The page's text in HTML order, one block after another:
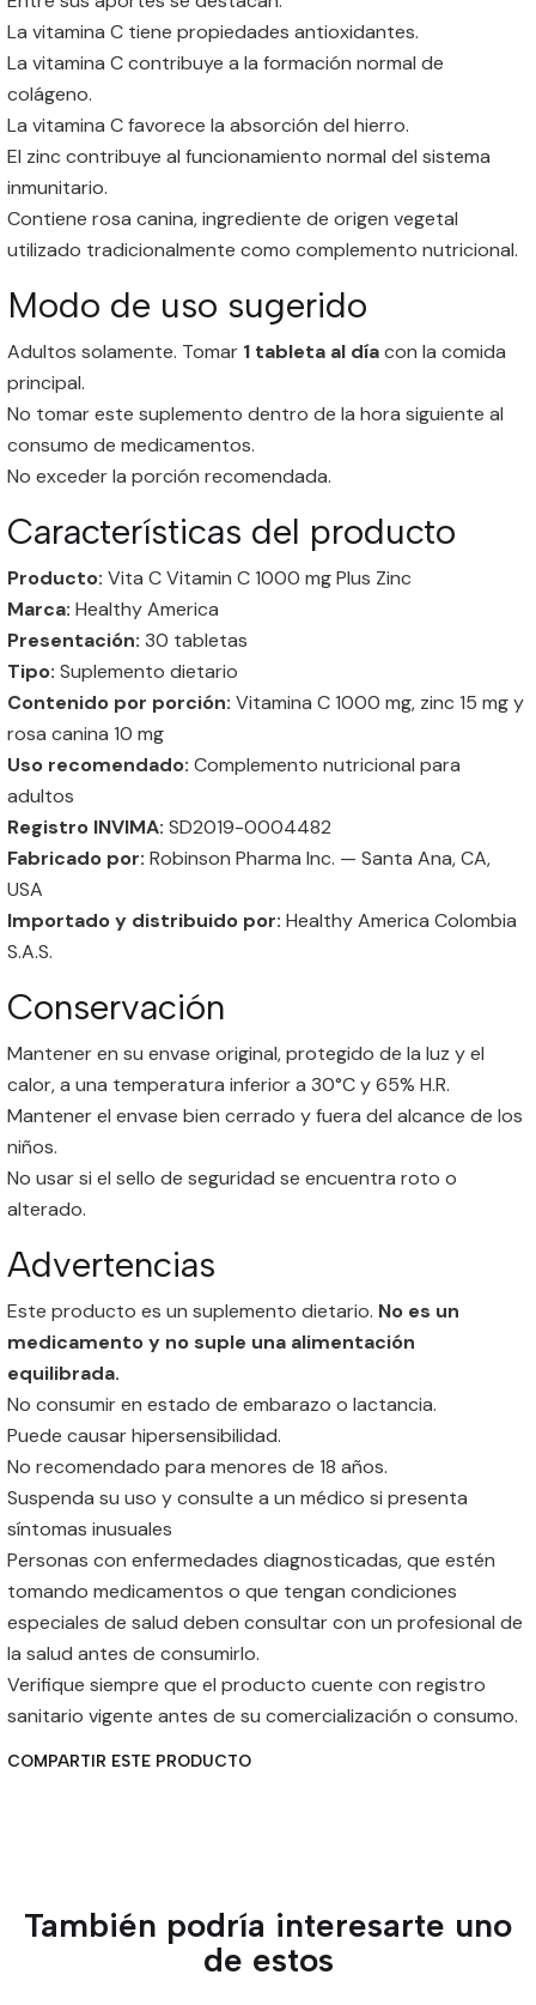
La vitamina C tiene propiedades antioxidantes.
La vitamina C contribuye a la formación normal de
colágeno.
La vitamina C favorece la absorción del hierro.
El zinc contribuye al funcionamiento normal del sistema
inmunitario.
Contiene rosa canina, ingrediente de origen vegetal
utilizado tradicionalmente como complemento nutricional.
Modo de uso sugerido
Adultos solamente. Tomar 1 tableta al díacon la comida
principal.
No tomar este suplemento dentro de la hora siguiente al
consumo de medicamentos.
No exceder la porción recomendada.
Características del producto
Producto: Vita C Vitamin C 1000 mg Plus Zinc
Marca: Healthy America
Presentación: 30 tabletas
Tipo: Suplemento dietario
Contenido por porción: Vitamina C 1000 mg, zinc 15 mg y
rosa canina 10 mg
Uso recomendado: Complemento nutricional para
adultos
Registro INVIMA: SD2019-0004482
Fabricado por: Robinson Pharma Inc. — Santa Ana, CA,
USA
Importado y distribuido por: Healthy America Colombia
S.A.S.
Conservación
Mantener en su envase original, protegido de la luz y el
calor, a una temperatura inferior a 30°C y 65% H.R.
Mantener el envase bien cerrado y fuera del alcance de los
niños.
No usar si el sello de seguridad se encuentra roto o
alterado.
Advertencias
Este producto es un suplemento dietario. No es un
medicamento y no suple una alimentación
equilibrada.
No consumir en estado de embarazo o lactancia.
Puede causar hipersensibilidad.
No recomendado para menores de 18 años.
Suspenda su uso y consulte a un médico si presenta
síntomas inusuales
Personas con enfermedades diagnosticadas, que estén
tomando medicamentos o que tengan condiciones
especiales de salud deben consultar con un profesional de
la salud antes de consumirlo.
Verifique siempre que el producto cuente con registro
sanitario vigente antes de su comercialización o consumo.
COMPARTIR ESTE PRODUCTO
También podría interesarte uno
de estos